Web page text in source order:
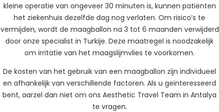
kleine operatie van ongeveer 30 minuten is, kunnen patiënten
het ziekenhuis dezelfde dag nog verlaten. Om risico’s te
vermijden, wordt de maagballon na 3 tot 6 maanden verwijderd
door onze specialist in Turkije. Deze maatregel is noodzakelijk
om irritatie van het maagslijmvlies te voorkomen.
De kosten van het gebruik van een maagballon zijn individueel
en afhankelijk van verschillende factoren. Als u geïnteresseerd
bent, aarzel dan niet om ons Aesthetic Travel Team in Antalya
te vragen.